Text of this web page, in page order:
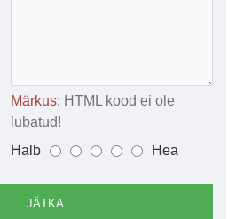
Märkus: HTML kood ei ole
lubatud!
Halb Hea
JÄTKA